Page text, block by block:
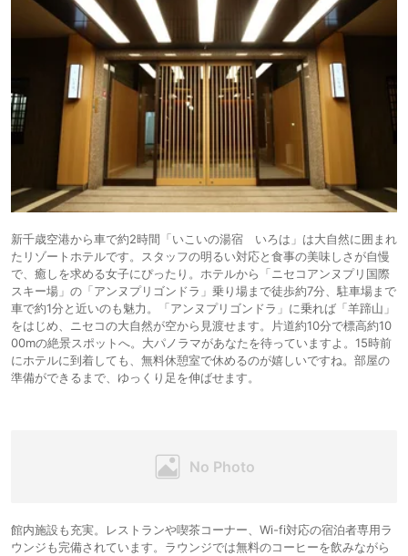
新千歳空港から車で約2時間「いこいの湯宿 いろは」は大自然に囲まれ
たリゾートホテルです。スタッフの明るい対応と食事の美味しさが自慢
で、癒しを求める女子にぴったり。ホテルから「ニセコアンヌプリ国際
スキー場」の「アンヌプリゴンドラ」乗り場まで徒歩約7分、駐車場まで
車で約1分と近いのも魅力。「アンヌプリゴンドラ」に乗れば「羊蹄山」
をはじめ、ニセコの大自然が空から見渡せます。片道約10分で標高約10
00mの絶景スポットへ。大パノラマがあなたを待っていますよ。15時前
にホテルに到着しても、無料休憩室で休めるのが嬉しいですね。部屋の
準備ができるまで、ゆっくり足を伸ばせます。
館内施設も充実。レストランや喫茶コーナー、Wi-fi対応の宿泊者専用ラ
ウンジも完備されています。ラウンジでは無料のコーヒーを飲みながら